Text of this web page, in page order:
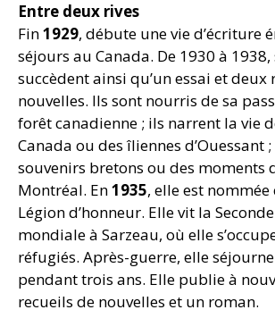
Entre deux rives
Fin1929, débute une vie d’écriture
séjours au Canada. De 1930 à
succèdent ainsi qu’un essai et deux
nouvelles. Ils sont nourris de sa
forêt canadienne ; ils narrent la vie
Canada ou des îliennes d’Ouessant
souvenirs bretons ou des moments
Montréal. En1935, elle est
Légion d’honneur. Elle vit la
mondiale à Sarzeau, où elle
réfugiés. Après-guerre, elle
pendant trois ans. Elle publie à
recueils de nouvelles et un roman.